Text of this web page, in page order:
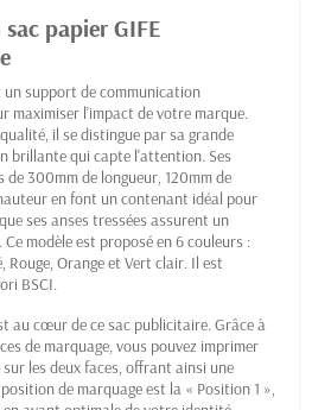
papier GIFE
un support de communication
maximiser l'impact de votre marque.
il se distingue par sa grande
brillante qui capte l'attention. Ses
de 300mm de longueur, 120mm de
en font un contenant idéal pour
ses anses tressées assurent un
modèle est proposé en 6 couleurs :
Rouge, Orange et Vert clair. Il est
BSCI.
au cœur de ce sac publicitaire. Grâce à
de marquage, vous pouvez imprimer
les deux faces, offrant ainsi une
de marquage est la « Position 1 »,